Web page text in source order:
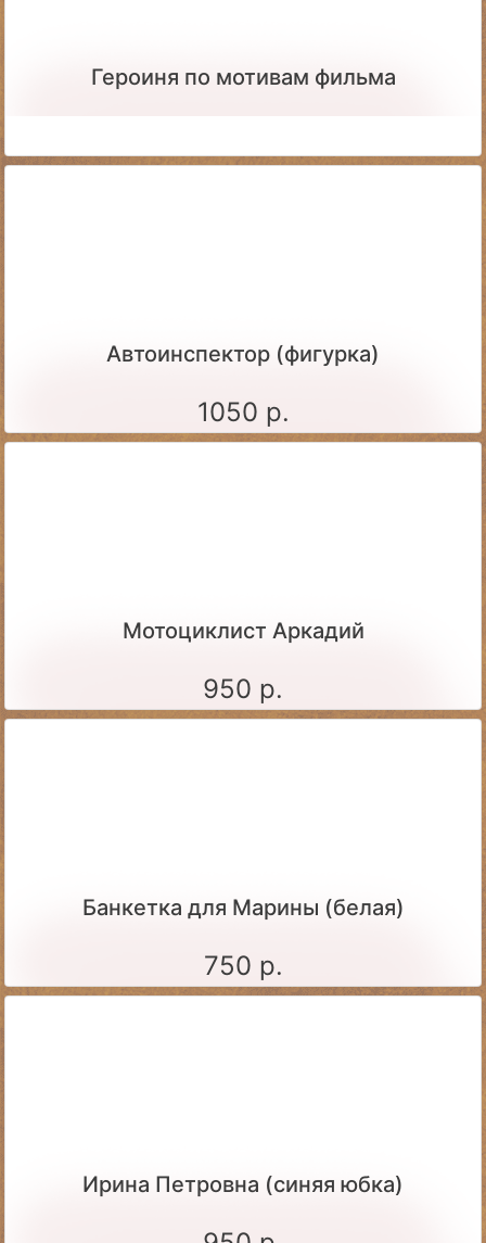
Героиня по мотивам фильма
Автоинспектор (фигурка)
1050 р.
Мотоциклист Аркадий
950 р.
Банкетка для Марины (белая)
750 р.
Ирина Петровна (синяя юбка)